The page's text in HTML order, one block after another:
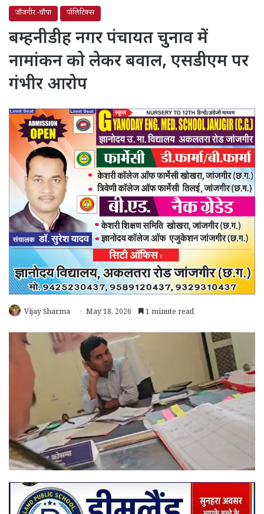
जाँजगीर -चाँपा पॉलिटिक्स
बम्हनीडीह नगर पंचायत चुनाव में
नामांकन को लेकर बवाल, एसडीएम पर
गंभीर आरोप
Vijay Sharma May 18, 2026 1 minute read